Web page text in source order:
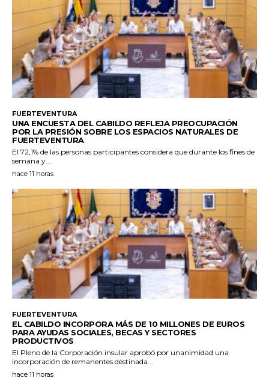
FUERTEVENTURA
UNA ENCUESTA DEL CABILDO REFLEJA PREOCUPACIÓN
POR LA PRESIÓN SOBRE LOS ESPACIOS NATURALES DE
FUERTEVENTURA
El 72,1% de las personas participantes considera que durante los fines de
semana y...
hace 11 horas
FUERTEVENTURA
EL CABILDO INCORPORA MÁS DE 10 MILLONES DE EUROS
PARA AYUDAS SOCIALES, BECAS Y SECTORES
PRODUCTIVOS
El Pleno de la Corporación insular aprobó por unanimidad una
incorporación de remanentes destinada...
hace 11 horas